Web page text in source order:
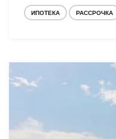
ИПОТЕКА РАССРОЧКА